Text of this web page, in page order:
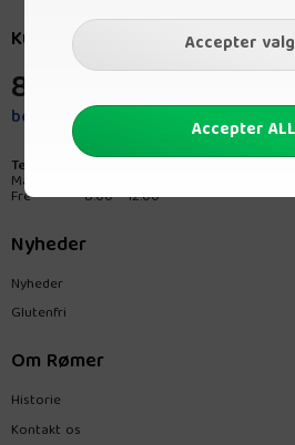
Kundeservice
8680 3767
bestilling@romerprodukt.dk
Telefontider:
Man-tors
Fre 8.00 - 12.00
Nyheder
Nyheder
Glutenfri
Om Rømer
Historie
Kontakt os